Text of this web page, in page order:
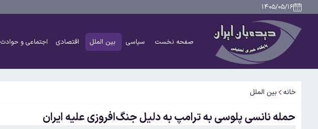
۱۴۰۵/۰۵/۱۶
صفحه نخست سیاسی بین الملل اقتصادی اجتماعی و حوادث
خانه بین الملل
حمله نانسی پلوسی به ترامپ به دلیل جنگ‌افروزی علیه ایران